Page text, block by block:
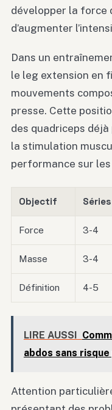
développer la force
d’augmenter
Dans un
le leg extension en
mouvements
presse. Cette
des quadriceps
la stimulation
performance sur
Objectif Séries
Force 3-4
Masse 3-4
Définition 4-5
LIRE AUSSI
abdos sans
Attention